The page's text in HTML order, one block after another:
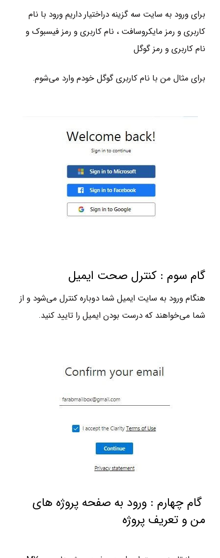
براي ورود به سايت سه گزينه دراختيار داريم ورود با نام
كاربري و رمز مايكروسافت ، نام كاربري و رمز فيسبوك و
نام كاربري و رمز گوگل
براي مثال من با نام كاربري گوگل خودم وارد مي‌شوم.
گام سوم : كنترل صحت ايميل
هنگام ورود به سايت ايميل شما دوباره كنترل مي‌شود و از
شما مي‌خواهند كه درست بودن ايميل را تاييد كنيد.
گام چهارم : ورود به صفحه پروژه هاي
من و تعريف پروژه